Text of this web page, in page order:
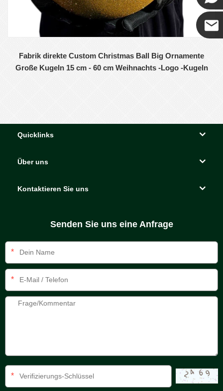
Fabrik direkte Custom Christmas Ball Big Ornamente
Große Kugeln 15 cm - 60 cm Weihnachts -Logo -Kugeln
Quicklinks
Über uns
Kontaktieren Sie uns
Senden Sie uns eine Anfrage
*
*
*